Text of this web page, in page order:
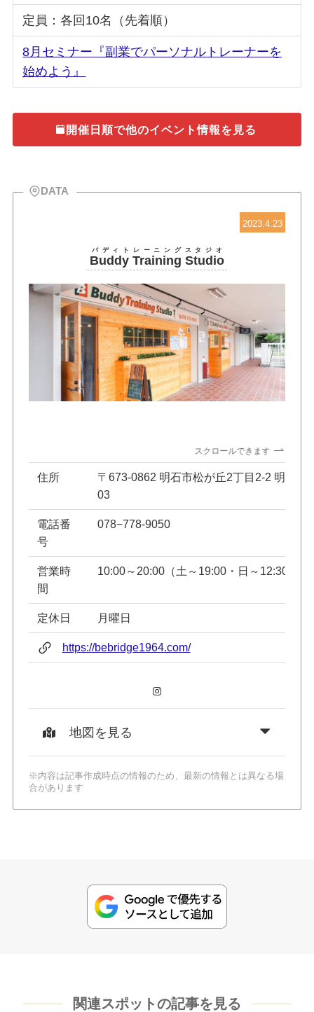
定員：各回10名（先着順）
8月セミナー『副業でパーソナルトレーナーを
始めよう』
開催日順で他のイベント情報を見る
DATA
2023.4.23
Buddy Training Studio
バディトレーニングスタジオ
スクロールできます
住所
〒673-0862 明石市松が丘2丁目2-2 明舞第
03
電話番
号
078−778-9050
営業時
間
10:00～20:00（土～19:00・日～12:30）
定休日 月曜日
https://bebridge1964.com/
Instagram
地図を見る
※内容は記事作成時点の情報のため、最新の情報とは異なる場
合があります
関連スポットの記事を見る